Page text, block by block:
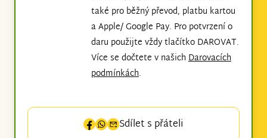
také pro běžný převod, platbu kartou
a Apple/ Google Pay. Pro potvrzení o
daru použijte vždy tlačítko DAROVAT.
Více se dočtete v našichDarovacích
podmínkách.
Sdílet s přáteli